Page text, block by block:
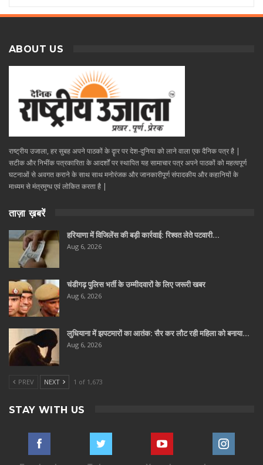
ABOUT US
राष्ट्रीय उजाला, हर सुबह अपने पाठकों के दॄार पर देश-दुनिया को लाने वाला एक दैनिक पत्र है |
सटीक और निभींक पत्रकारिता के आदर्शों पर स्थापित यह सामाचार पत्र अपने पाठकों को महत्वपूर्ण
घटनाओं से अवगत कराने के साथ साथ मनोरंजक और जानकारीपूर्ण संपादकीय और कहानियों के
माध्यम से मंत्रमुग्ध एवं लोकित करता है |
ताज़ा ख़बरें
हरियाणा में विजिलेंस की बड़ी कार्रवाई: रिश्वत लेते पटवारी…
Aug 6, 2026
चंडीगढ़ पुलिस भर्ती के उम्मीदवारों के लिए जरूरी खबर
Aug 6, 2026
लुधियाना में झपटमारों का आतंक: सैर कर लौट रही महिला को बनाया…
Aug 6, 2026
PREV NEXT 1 of 1,673
STAY WITH US